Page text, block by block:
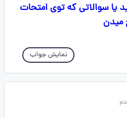
یا سوالاتی که توی امتحات
میدن
نمایش جواب